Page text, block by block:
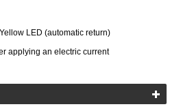
LED (automatic return)
applying an electric current